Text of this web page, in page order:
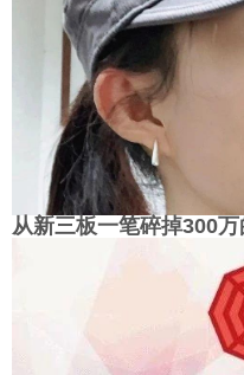
从新三板一笔碎掉300